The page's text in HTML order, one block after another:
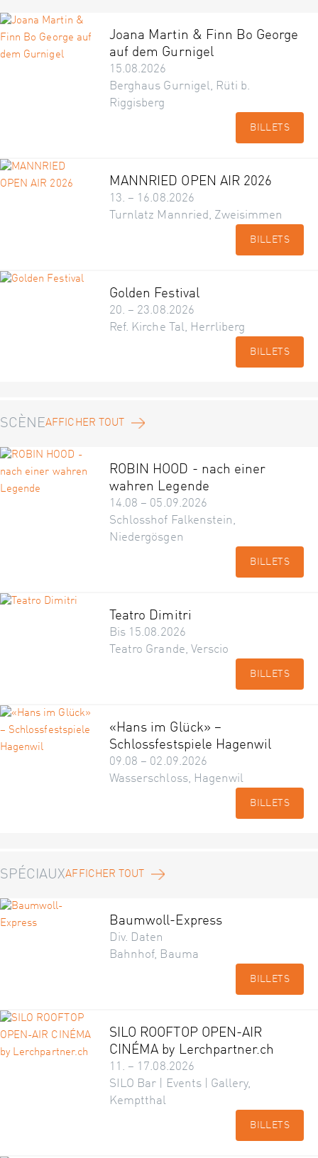
Joana Martin & Finn Bo George
auf dem Gurnigel
15.08.2026
Berghaus Gurnigel, Rüti b.
Riggisberg
BILLETS
MANNRIED OPEN AIR 2026
13. – 16.08.2026
Turnlatz Mannried, Zweisimmen
BILLETS
Golden Festival
20. – 23.08.2026
Ref. Kirche Tal, Herrliberg
BILLETS
SCÈNEAFFICHER TOUT
ROBIN HOOD - nach einer
wahren Legende
14.08 – 05.09.2026
Schlosshof Falkenstein,
Niedergösgen
BILLETS
Teatro Dimitri
Bis 15.08.2026
Teatro Grande, Verscio
BILLETS
«Hans im Glück» –
Schlossfestspiele Hagenwil
09.08 – 02.09.2026
Wasserschloss, Hagenwil
BILLETS
SPÉCIAUXAFFICHER TOUT
Baumwoll-Express
Div. Daten
Bahnhof, Bauma
BILLETS
SILO ROOFTOP OPEN-AIR
CINÉMA by Lerchpartner.ch
11. – 17.08.2026
SILO Bar | Events | Gallery,
Kemptthal
BILLETS